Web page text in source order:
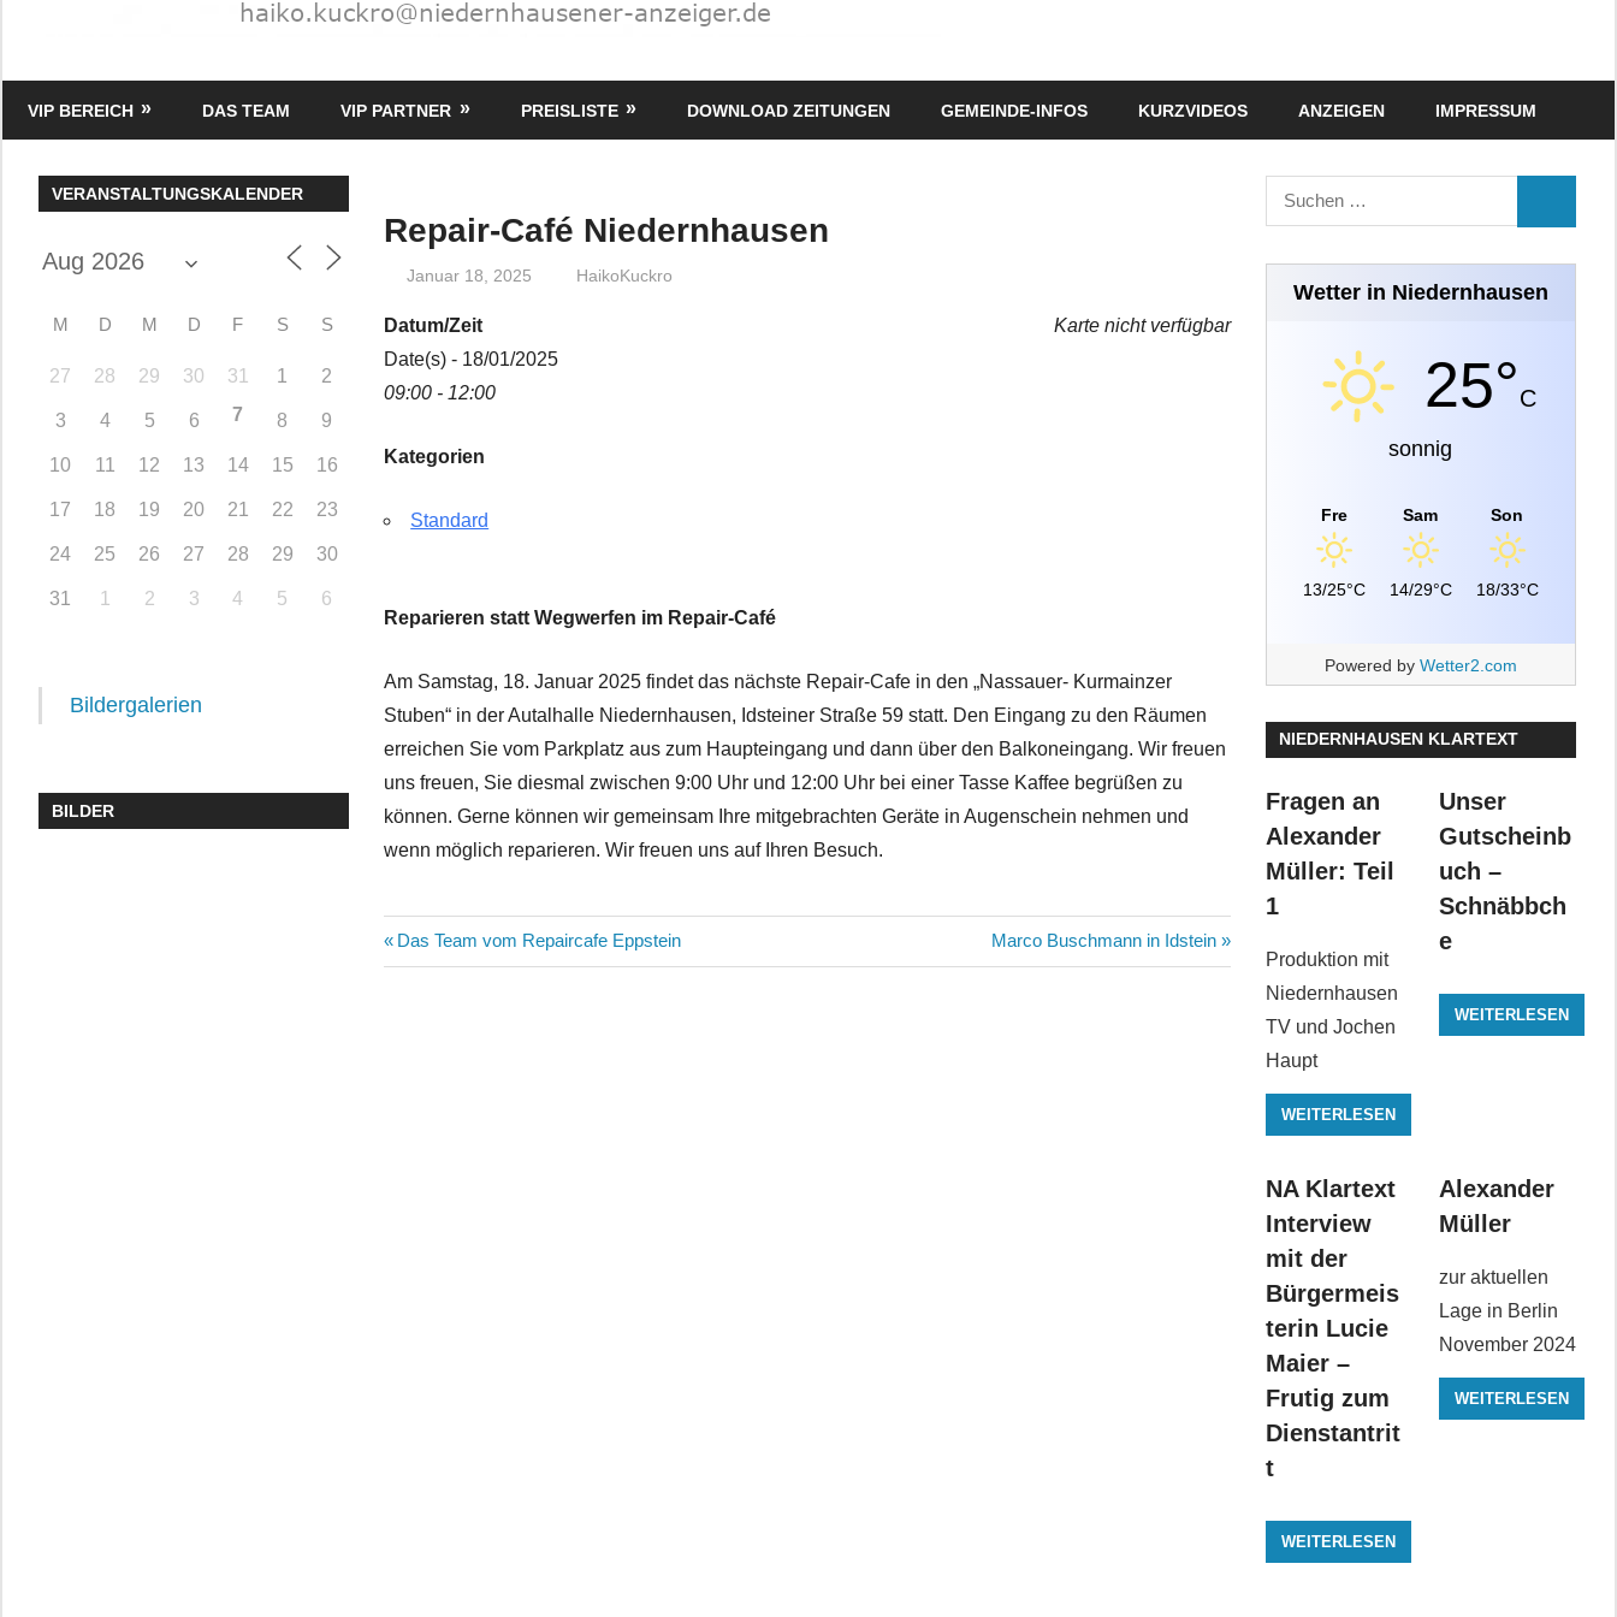
–
Media
VIP BEREICH DAS TEAM VIP PARTNER PREISLISTE DOWNLOAD ZEITUNGEN GEMEINDE-INFOS KURZVIDEOS ANZEIGEN IMPRESSUM
Repair-Café Niedernhausen
Januar 18, 2025 HaikoKuckro
Karte nicht verfügbar
Datum/Zeit
Date(s) - 18/01/2025
09:00 - 12:00
Kategorien
Standard
Reparieren statt Wegwerfen im Repair-Café
Am Samstag, 18. Januar 2025 findet das nächste Repair-Cafe in den „Nassauer- Kurmainzer
Stuben“ in der Autalhalle Niedernhausen, Idsteiner Straße 59 statt. Den Eingang zu den Räumen
erreichen Sie vom Parkplatz aus zum Haupteingang und dann über den Balkoneingang. Wir freuen
uns freuen, Sie diesmal zwischen 9:00 Uhr und 12:00 Uhr bei einer Tasse Kaffee begrüßen zu
können. Gerne können wir gemeinsam Ihre mitgebrachten Geräte in Augenschein nehmen und
wenn möglich reparieren. Wir freuen uns auf Ihren Besuch.
Beitragsnavigation
Vorheriger
Beitrag:
Das Team vom Repaircafe Eppstein
Nächster
Beitrag:
Marco Buschmann in Idstein
VERANSTALTUNGSKALENDER
M D M D F S S
27 28 29 30 31 1 2
3 4 5 6 7 8 9
10 11 12 13 14 15 16
17 18 19 20 21 22 23
24 25 26 27 28 29 30
31 1 2 3 4 5 6
Bildergalerien
BILDER
Suchen
nach:
Wetter in Niedernhausen
25°C
sonnig
Fre
13/25°C
Sam
14/29°C
Son
18/33°C
Powered by Wetter2.com
NIEDERNHAUSEN KLARTEXT
Fragen an
Alexander
Müller: Teil
1
Produktion mit
Niedernhausen
TV und Jochen
Haupt
WEITERLESEN
Unser
Gutscheinb
uch –
Schnäbbch
e
WEITERLESEN
NA Klartext
Interview
mit der
Bürgermeis
terin Lucie
Maier –
Frutig zum
Dienstantrit
t
WEITERLESEN
Alexander
Müller
zur aktuellen
Lage in Berlin
November 2024
WEITERLESEN